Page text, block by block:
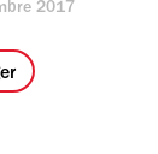
2017